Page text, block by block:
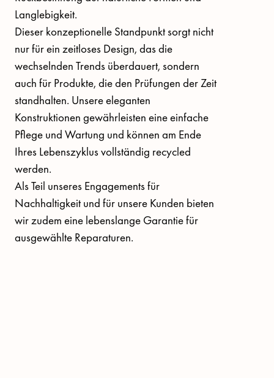
Langlebigkeit.
Dieser konzeptionelle Standpunkt sorgt nicht
nur für ein zeitloses Design, das die
wechselnden Trends überdauert, sondern
auch für Produkte, die den Prüfungen der Zeit
standhalten. Unsere eleganten
Konstruktionen gewährleisten eine einfache
Pflege und Wartung und können am Ende
Ihres Lebenszyklus vollständig recycled
werden.
Als Teil unseres Engagements für
Nachhaltigkeit und für unsere Kunden bieten
wir zudem eine lebenslange Garantie für
ausgewählte Reparaturen.